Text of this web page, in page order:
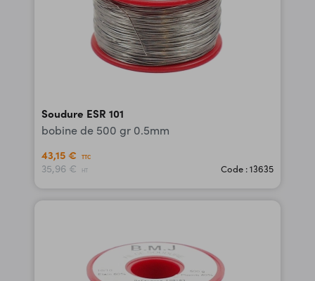
Soudure ESR 101
bobine de 500 gr 0.5mm
43,15 €
TTC
35,96 € HT Code : 13635